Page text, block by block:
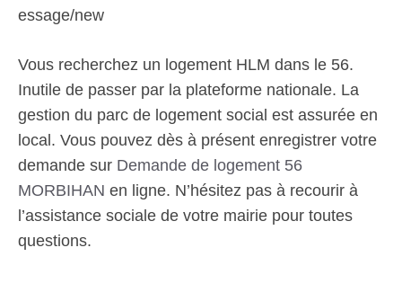
essage/new
Vous recherchez un logement HLM dans le 56.
Inutile de passer par la plateforme nationale. La
gestion du parc de logement social est assurée en
local. Vous pouvez dès à présent enregistrer votre
demande sur Demande de logement 56
MORBIHAN en ligne. N’hésitez pas à recourir à
l’assistance sociale de votre mairie pour toutes
questions.